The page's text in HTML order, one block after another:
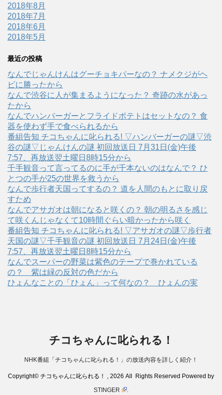
2018年8月
2018年7月
2018年6月
2018年5月
最近の投稿
なんでじゃんけんはグーチョキパーなの？ ナメクジがヘ
ビに勝ったから
なんで渋谷に人が集まるようになった？ 奇跡の水があっ
たから
なんでハンバーガーとフライドポテトはセットなの？ 食
器を使わず手で食べられるから
番組告知 チコちゃんに叱られる! ▽ハンバーガーの謎▽渋
谷の謎▽じゃんけんの謎 初回放送日 7月31日(金)午後
7:57、再放送翌土曜日8時15分から
千手観音って言ってるのに手が千本ないのはなんで？ ひ
とつの手が25の世界を救うから
なんで歩行者天国ってするの？ 道を人間のもとに取り戻
すため
なんでアサガオは朝になると咲くの？ 朝の明るさを感じ
て咲くんじゃなくて10時間ぐらい暗かったから咲く
番組告知 チコちゃんに叱られる! ▽アサガオの謎▽歩行者
天国の謎▽千手観音の謎 初回放送日 7月24日(金)午後
7:57、再放送翌土曜日8時15分から
なんでスーパーの野菜は紫色のテープで巻かれている
の？ 紫は緑の反対の色だから
ひょんなことの「ひょん」って何なの？ ひょんの実
チコちゃんに叱られる！
NHK番組「チコちゃんに叱られる！」の放送内容を詳しく紹介！
Copyright© チコちゃんに叱られる！ , 2026 All Rights Reserved Powered by
STINGER
.